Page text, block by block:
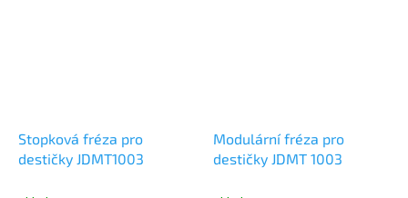
Stopková fréza pro
destičky JDMT1003
Modulární fréza pro
destičky JDMT 1003